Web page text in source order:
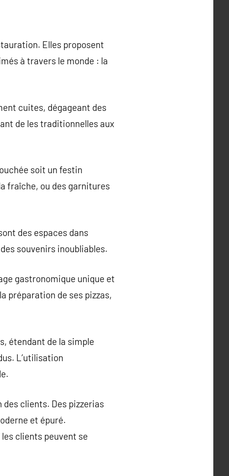
Elles proposent
à travers le monde : la
cuites, dégageant des
de les traditionnelles aux
soit un festin
fraîche, ou des garnitures
des espaces dans
souvenirs inoubliables.
gastronomique unique et
préparation de ses pizzas,
étendant de la simple
L’utilisation
clients. Des pizzerias
et épuré.
clients peuvent se